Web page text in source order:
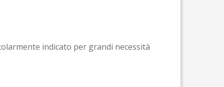
indicato per grandi necessità